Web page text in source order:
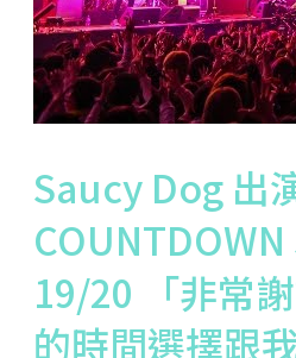
Saucy Dog 出
COUNTDOWN
19/20 「非常
的時間選擇跟